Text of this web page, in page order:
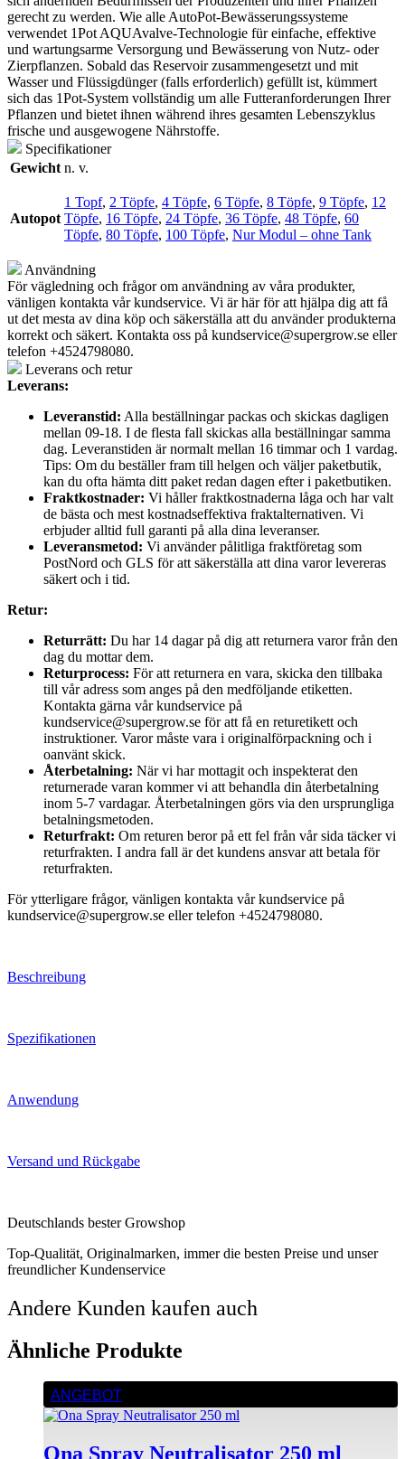
gerecht zu werden. Wie alle AutoPot-Bewässerungssysteme
verwendet 1Pot AQUAvalve-Technologie für einfache, effektive
und wartungsarme Versorgung und Bewässerung von Nutz- oder
Zierpflanzen. Sobald das Reservoir zusammengesetzt und mit
Wasser und Flüssigdünger (falls erforderlich) gefüllt ist, kümmert
sich das 1Pot-System vollständig um alle Futteranforderungen Ihrer
Pflanzen und bietet ihnen während ihres gesamten Lebenszyklus
frische und ausgewogene Nährstoffe.
Specifikationer
Gewicht n. v.
Autopot
1 Topf, 2 Töpfe, 4 Töpfe, 6 Töpfe, 8 Töpfe, 9 Töpfe, 12
Töpfe, 16 Töpfe, 24 Töpfe, 36 Töpfe, 48 Töpfe, 60
Töpfe, 80 Töpfe, 100 Töpfe, Nur Modul – ohne Tank
Användning
För vägledning och frågor om användning av våra produkter,
vänligen kontakta vår kundservice. Vi är här för att hjälpa dig att få
ut det mesta av dina köp och säkerställa att du använder produkterna
korrekt och säkert. Kontakta oss på kundservice@supergrow.se eller
telefon +4524798080.
Leverans och retur
Leverans:
Leveranstid: Alla beställningar packas och skickas dagligen
mellan 09-18. I de flesta fall skickas alla beställningar samma
dag. Leveranstiden är normalt mellan 16 timmar och 1 vardag.
Tips: Om du beställer fram till helgen och väljer paketbutik,
kan du ofta hämta ditt paket redan dagen efter i paketbutiken.
Fraktkostnader: Vi håller fraktkostnaderna låga och har valt
de bästa och mest kostnadseffektiva fraktalternativen. Vi
erbjuder alltid full garanti på alla dina leveranser.
Leveransmetod: Vi använder pålitliga fraktföretag som
PostNord och GLS för att säkerställa att dina varor levereras
säkert och i tid.
Retur:
Returrätt: Du har 14 dagar på dig att returnera varor från den
dag du mottar dem.
Returprocess: För att returnera en vara, skicka den tillbaka
till vår adress som anges på den medföljande etiketten.
Kontakta gärna vår kundservice på
kundservice@supergrow.se för att få en returetikett och
instruktioner. Varor måste vara i originalförpackning och i
oanvänt skick.
Återbetalning: När vi har mottagit och inspekterat den
returnerade varan kommer vi att behandla din återbetalning
inom 5-7 vardagar. Återbetalningen görs via den ursprungliga
betalningsmetoden.
Returfrakt: Om returen beror på ett fel från vår sida täcker vi
returfrakten. I andra fall är det kundens ansvar att betala för
returfrakten.
För ytterligare frågor, vänligen kontakta vår kundservice på
kundservice@supergrow.se eller telefon +4524798080.
Beschreibung
Spezifikationen
Anwendung
Versand und Rückgabe
Deutschlands bester Growshop
Top-Qualität, Originalmarken, immer die besten Preise und unser
freundlicher Kundenservice
Andere Kunden kaufen auch
Ähnliche Produkte
ANGEBOT
Ona Spray Neutralisator 250 ml